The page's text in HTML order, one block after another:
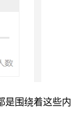
是围绕着这些内